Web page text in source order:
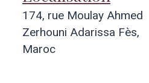
174, rue Moulay Ahmed
Zerhouni Adarissa Fès,
Maroc